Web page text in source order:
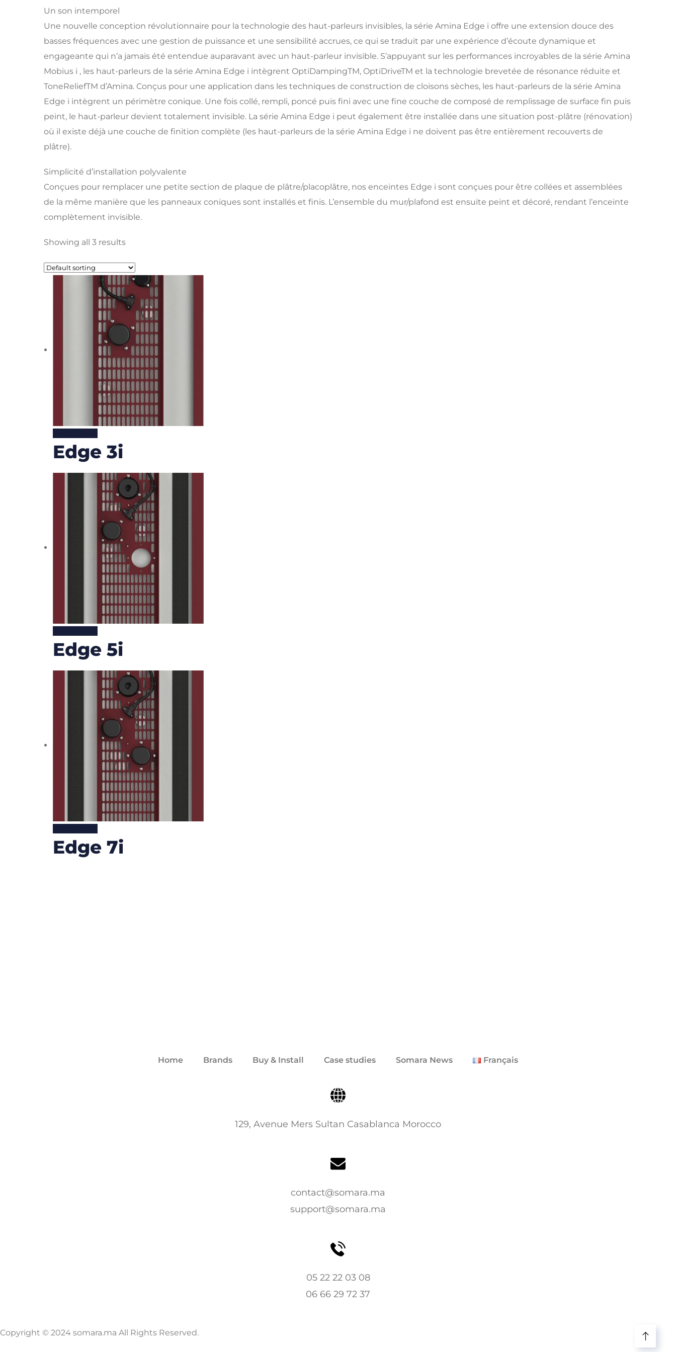
Un son intemporel
Une nouvelle conception révolutionnaire pour la technologie des haut-parleurs invisibles, la série Amina Edge i offre une extension douce des
basses fréquences avec une gestion de puissance et une sensibilité accrues, ce qui se traduit par une expérience d’écoute dynamique et
engageante qui n’a jamais été entendue auparavant avec un haut-parleur invisible. S’appuyant sur les performances incroyables de la série Amina
Mobius i , les haut-parleurs de la série Amina Edge i intègrent OptiDampingTM, OptiDriveTM et la technologie brevetée de résonance réduite et
ToneReliefTM d’Amina. Conçus pour une application dans les techniques de construction de cloisons sèches, les haut-parleurs de la série Amina
Edge i intègrent un périmètre conique. Une fois collé, rempli, poncé puis fini avec une fine couche de composé de remplissage de surface fin puis
peint, le haut-parleur devient totalement invisible. La série Amina Edge i peut également être installée dans une situation post-plâtre (rénovation)
où il existe déjà une couche de finition complète (les haut-parleurs de la série Amina Edge i ne doivent pas être entièrement recouverts de
plâtre).
Simplicité d’installation polyvalente
Conçues pour remplacer une petite section de plaque de plâtre/placoplâtre, nos enceintes Edge i sont conçues pour être collées et assemblées
de la même manière que les panneaux coniques sont installés et finis. L’ensemble du mur/plafond est ensuite peint et décoré, rendant l’enceinte
complètement invisible.
Showing all 3 results
Edge 3i
Edge 5i
Edge 7i
Home Brands Buy & Install Case studies Somara News Français
129, Avenue Mers Sultan Casablanca Morocco
contact@somara.ma
support@somara.ma
05 22 22 03 08
06 66 29 72 37
Copyright © 2024 somara.ma All Rights Reserved.